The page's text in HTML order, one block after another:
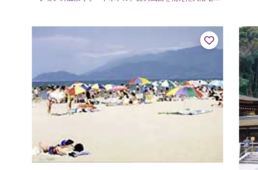
応症】神経痛、筋肉痛、関節痛など